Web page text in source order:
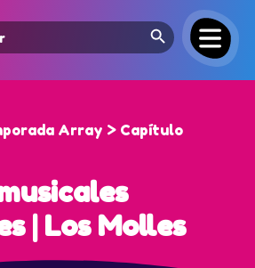
Search Button
Array > Capítulo
| Los Molles